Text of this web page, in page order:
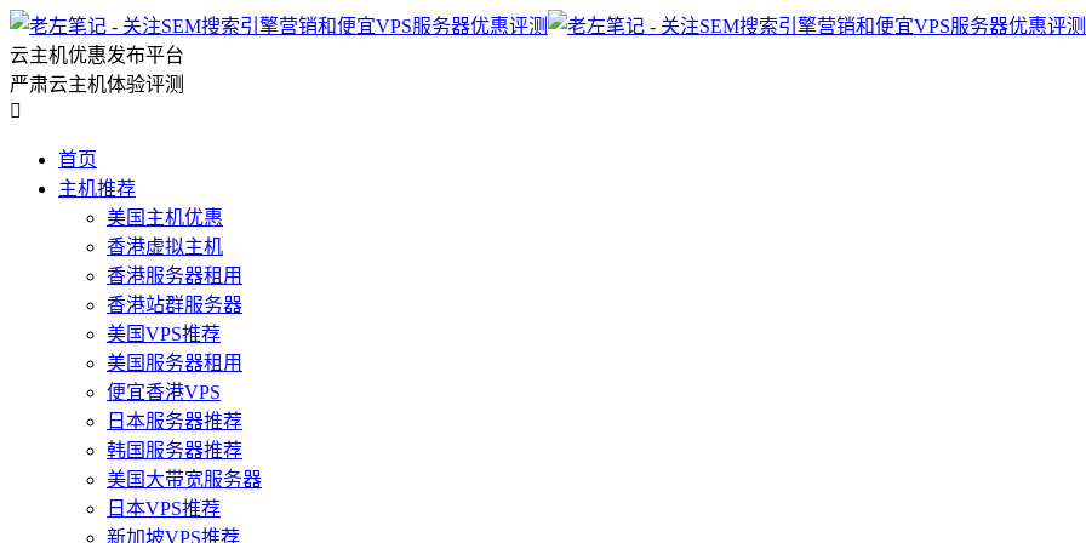
云主机优惠发布平台
严肃云主机体验评测

首页
主机推荐
美国主机优惠
香港虚拟主机
香港服务器租用
香港站群服务器
美国VPS推荐
美国服务器租用
便宜香港VPS
日本服务器推荐
韩国服务器推荐
美国大带宽服务器
日本VPS推荐
新加坡VPS推荐